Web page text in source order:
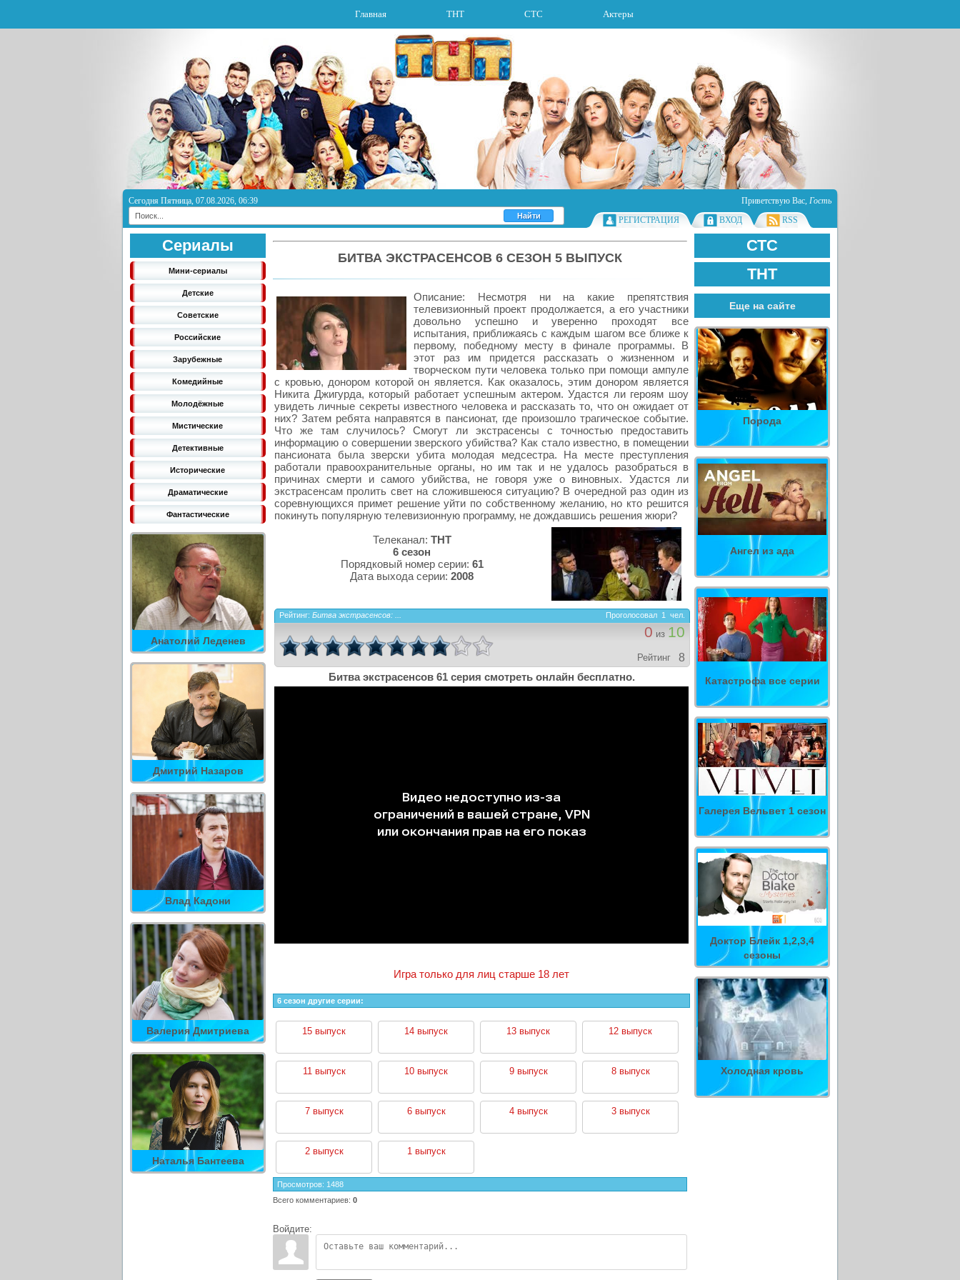
Главная ТНТ СТС Актеры
Сегодня Пятница, 07.08.2026, 06:39 Приветствую Вас, Гость
РЕГИСТРАЦИЯ
ВХОД RSS
Сериалы
Мини-сериалы
Детские
Советские
Российские
Зарубежные
Комедийные
Молодёжные
Мистические
Детективные
Исторические
Драматические
Фантастические
Анатолий Леденев
Дмитрий Назаров
Влад Кадони
Валерия Дмитриева
Наталья Бантеева
СТС
ТНТ
Еще на сайте
Порода
Ангел из ада
Катастрофа все серии
Галерея Вельвет 1 сезон
Доктор Блейк 1,2,3,4
сезоны
Холодная кровь
БИТВА ЭКСТРАСЕНСОВ 6 СЕЗОН 5 ВЫПУСК
Описание: Несмотря ни на какие препятствия
телевизионный проект продолжается, а его участники
довольно успешно и уверенно проходят все
испытания, приближаясь с каждым шагом все ближе к
первому, победному месту в финале программы. В
этот раз им придется рассказать о жизненном и
творческом пути человека только при помощи ампуле
с кровью, донором которой он является. Как оказалось, этим донором является
Никита Джигурда, который работает успешным актером. Удастся ли героям шоу
увидеть личные секреты известного человека и рассказать то, что он ожидает от
них? Затем ребята направятся в пансионат, где произошло трагическое событие.
Что же там случилось? Смогут ли экстрасенсы с точностью предоставить
информацию о совершении зверского убийства? Как стало известно, в помещении
пансионата была зверски убита молодая медсестра. На месте преступления
работали правоохранительные органы, но им так и не удалось разобраться в
причинах смерти и самого убийства, не говоря уже о виновных. Удастся ли
экстрасенсам пролить свет на сложившеюся ситуацию? В очередной раз один из
соревнующихся примет решение уйти по собственному желанию, но кто решится
покинуть популярную телевизионную программу, не дождавшись решения жюри?
Телеканал: ТНТ
6 сезон
Порядковый номер серии: 61
Дата выхода серии: 2008
Рейтинг: Битва экстрасенсов: ... Проголосовал 1 чел.
0 из 10
Рейтинг
8
Битва экстрасенсов 61 серия смотреть онлайн бесплатно.
Игра только для лиц старше 18 лет
6 сезон другие серии:
15 выпуск 14 выпуск 13 выпуск 12 выпуск
11 выпуск 10 выпуск 9 выпуск 8 выпуск
7 выпуск 6 выпуск 4 выпуск 3 выпуск
2 выпуск 1 выпуск
Просмотров: 1488
Всего комментариев: 0
Войдите: